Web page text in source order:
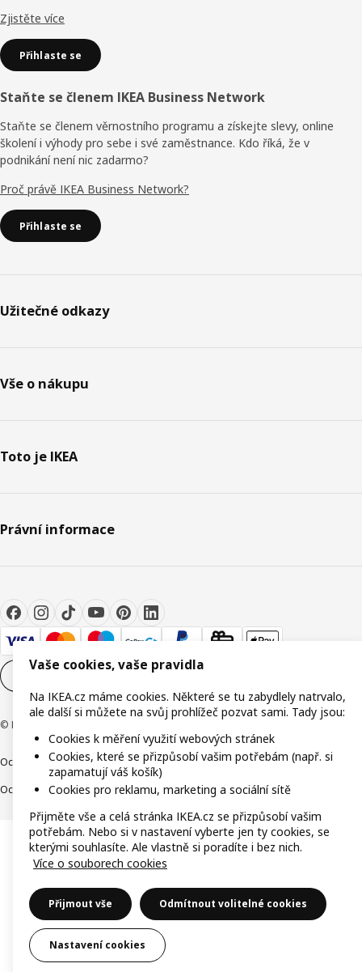
Zjistěte více
Přihlaste se
Staňte se členem IKEA Business Network
Staňte se členem věrnostního programu a získejte slevy, online
školení i výhody pro sebe i své zaměstnance. Kdo říká, že v
podnikání není nic zadarmo?
Proč právě IKEA Business Network?
Přihlaste se
Užitečné odkazy
Vše o nákupu
Toto je IKEA
Právní informace
Nastavení souborů cookie
© Inter IKEA Systems B.V. 1999-2026
Ochrana osobních údajůCookiesSpolečně bezpečněDigitální přístupnost
Ochrana Oznamovatelů
Vaše cookies, vaše pravidla
Na IKEA.cz máme cookies. Některé se tu zabydlely natrvalo,
ale další si můžete na svůj prohlížeč pozvat sami. Tady jsou:
Cookies k měření využití webových stránek
Cookies, které se přizpůsobí vašim potřebám (např. si
zapamatují váš košík)
Cookies pro reklamu, marketing a sociální sítě
Přijměte vše a celá stránka IKEA.cz se přizpůsobí vašim
potřebám. Nebo si v nastavení vyberte jen ty cookies, se
kterými souhlasíte. Ale vlastně si poradíte i bez nich.
Více o souborech cookies
Přijmout vše Odmítnout volitelné cookies
Nastavení cookies